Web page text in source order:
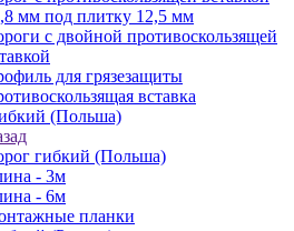
мм под плитку 12,5 мм
с двойной противоскользящей
для грязезащиты
вставка
(Польша)
гибкий (Польша)
- 3м
- 6м
планки